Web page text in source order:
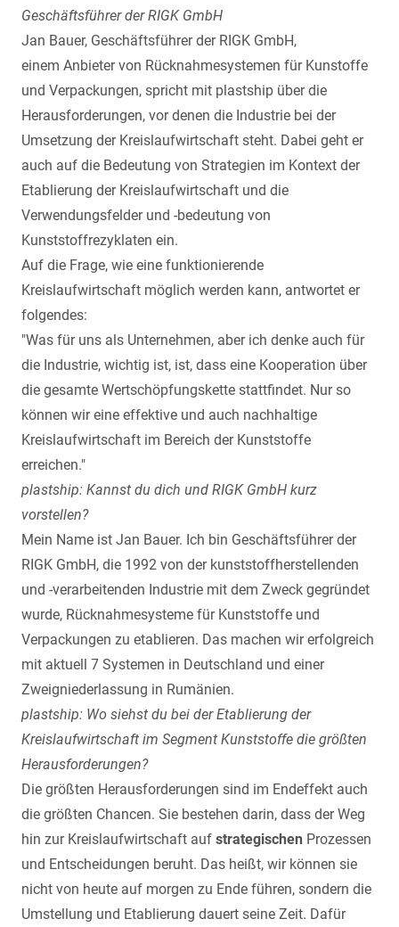
Geschäftsführer der RIGK GmbH
Jan Bauer, Geschäftsführer der RIGK GmbH,
einem Anbieter von Rücknahmesystemen für Kunstoffe
und Verpackungen, spricht mit plastship über die
Herausforderungen, vor denen die Industrie bei der
Umsetzung der Kreislaufwirtschaft steht. Dabei geht er
auch auf die Bedeutung von Strategien im Kontext der
Etablierung der Kreislaufwirtschaft und die
Verwendungsfelder und -bedeutung von
Kunststoffrezyklaten ein.
Auf die Frage, wie eine funktionierende
Kreislaufwirtschaft möglich werden kann, antwortet er
folgendes:
"Was für uns als Unternehmen, aber ich denke auch für
die Industrie, wichtig ist, ist, dass eine Kooperation über
die gesamte Wertschöpfungskette stattfindet. Nur so
können wir eine effektive und auch nachhaltige
Kreislaufwirtschaft im Bereich der Kunststoffe
erreichen."
plastship: Kannst du dich und RIGK GmbH kurz
vorstellen?
Mein Name ist Jan Bauer. Ich bin Geschäftsführer der
RIGK GmbH, die 1992 von der kunststoffherstellenden
und -verarbeitenden Industrie mit dem Zweck gegründet
wurde, Rücknahmesysteme für Kunststoffe und
Verpackungen zu etablieren. Das machen wir erfolgreich
mit aktuell 7 Systemen in Deutschland und einer
Zweigniederlassung in Rumänien.
plastship: Wo siehst du bei der Etablierung der
Kreislaufwirtschaft im Segment Kunststoffe die größten
Herausforderungen?
Die größten Herausforderungen sind im Endeffekt auch
die größten Chancen. Sie bestehen darin, dass der Weg
hin zur Kreislaufwirtschaft auf strategischen Prozessen
und Entscheidungen beruht. Das heißt, wir können sie
nicht von heute auf morgen zu Ende führen, sondern die
Umstellung und Etablierung dauert seine Zeit. Dafür